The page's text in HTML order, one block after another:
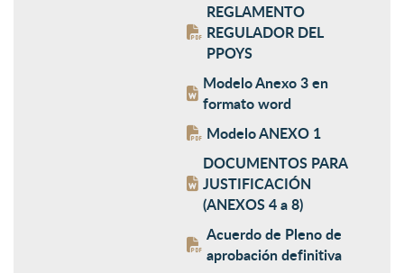
REGLAMENTO
REGULADOR DEL
PPOYS
Modelo Anexo 3 en
formato word
Modelo ANEXO 1
DOCUMENTOS PARA
JUSTIFICACIÓN
(ANEXOS 4 a 8)
Acuerdo de Pleno de
aprobación definitiva